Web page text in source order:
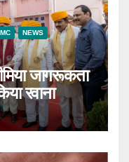
NEWS
जागरूकता
रवाना